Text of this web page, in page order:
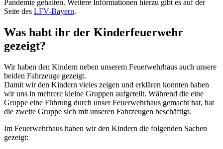
Pandemie gehalten. Weitere Informationen hierzu gibt es auf der
Seite des LFV-Bayern.
Was habt ihr der Kinderfeuerwehr
gezeigt?
Wir haben den Kindern neben unserem Feuerwehrhaus auch unsere
beiden Fahrzeuge gezeigt.
Damit wir den Kindern vieles zeigen und erklären konnten haben
wir uns in mehrere kleine Gruppen aufgeteilt. Während die eine
Gruppe eine Führung durch unser Feuerwehrhaus gemacht hat, hat
die zweite Gruppe sich mit unseren Fahrzeugen beschäftigt.
Im Feuerwehrhaus haben wir den Kindern die folgenden Sachen
gezeigt: